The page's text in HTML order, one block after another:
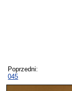
Poprzedni:
045